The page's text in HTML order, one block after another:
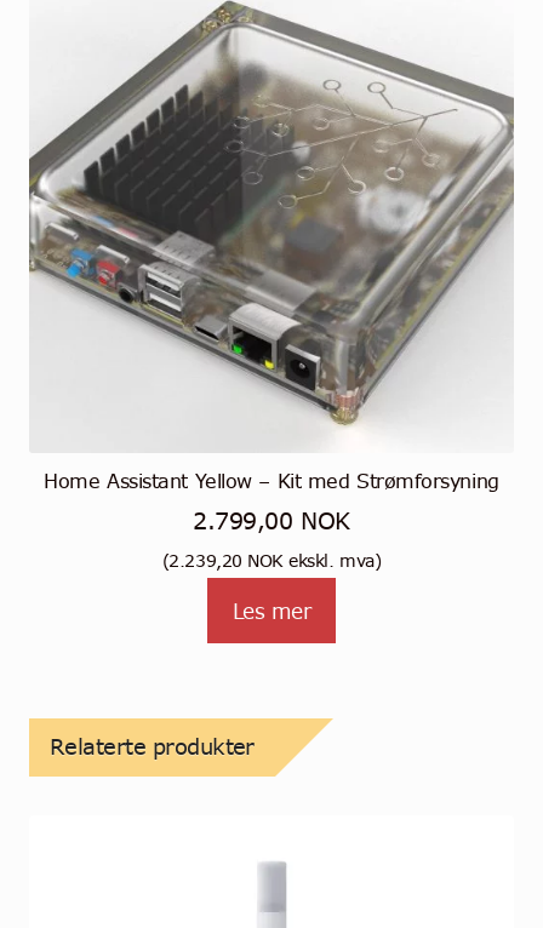
Home Assistant Yellow – Kit med Strømforsyning
2.799,00 NOK
(2.239,20 NOKekskl. mva)
Les mer
Relaterte produkter